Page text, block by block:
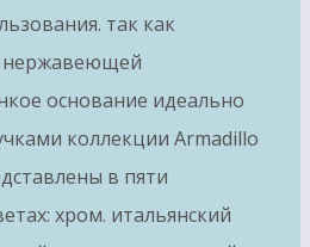
так как
нержавеющей
основание идеально
коллекции Armadillo
в пяти
хром. итальянский